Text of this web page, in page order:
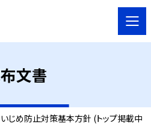
文書
いじめ防止対策基本方針 (トップ掲載中)